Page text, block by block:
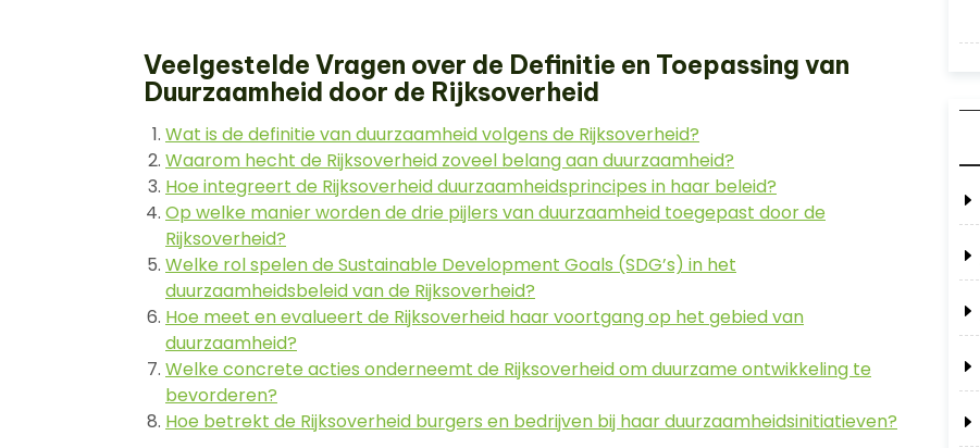
Veelgestelde Vragen over de Definitie en Toepassing van
Duurzaamheid door de Rijksoverheid
Wat is de definitie van duurzaamheid volgens de Rijksoverheid?
Waarom hecht de Rijksoverheid zoveel belang aan duurzaamheid?
Hoe integreert de Rijksoverheid duurzaamheidsprincipes in haar beleid?
Op welke manier worden de drie pijlers van duurzaamheid toegepast door de
Rijksoverheid?
Welke rol spelen de Sustainable Development Goals (SDG’s) in het
duurzaamheidsbeleid van de Rijksoverheid?
Hoe meet en evalueert de Rijksoverheid haar voortgang op het gebied van
duurzaamheid?
Welke concrete acties onderneemt de Rijksoverheid om duurzame ontwikkeling te
bevorderen?
Hoe betrekt de Rijksoverheid burgers en bedrijven bij haar duurzaamheidsinitiatieven?